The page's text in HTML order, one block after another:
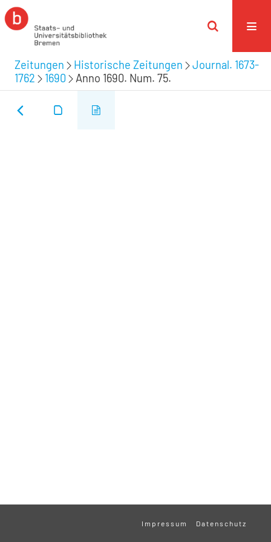
Zeitungen Historische Zeitungen
Journal. 1673-
1762
1690 Anno 1690. Num. 75.
Impressum Datenschutz